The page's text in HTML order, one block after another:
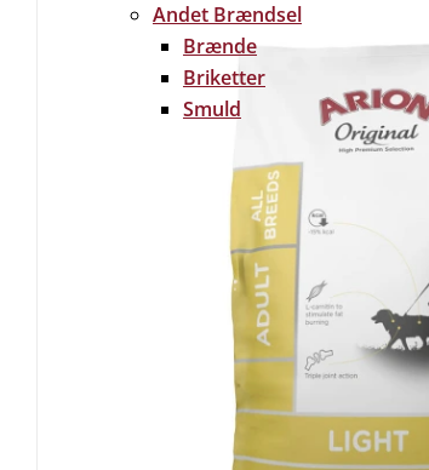
Andet Brændsel
Brænde
Briketter
Smuld